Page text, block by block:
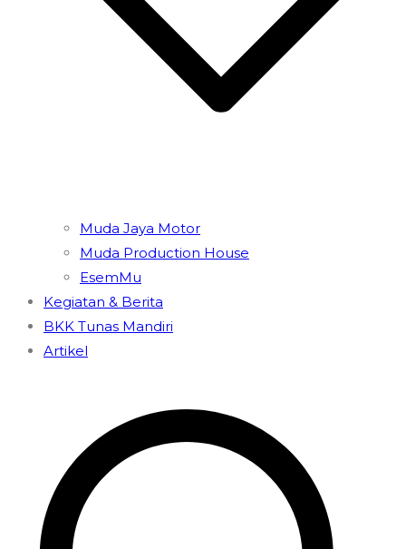
Muda Jaya Motor
Muda Production House
EsemMu
Kegiatan & Berita
BKK Tunas Mandiri
Artikel